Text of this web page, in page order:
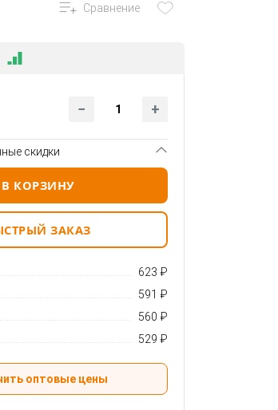
Сравнение
скидки
В КОРЗИНУ
ЗАКАЗ
623 ₽
591 ₽
560 ₽
529 ₽
Получить оптовые цены